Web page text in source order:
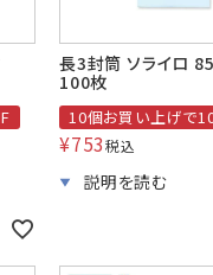
長3封筒 ソライロ
100枚
10個お買い上げで
¥753税込